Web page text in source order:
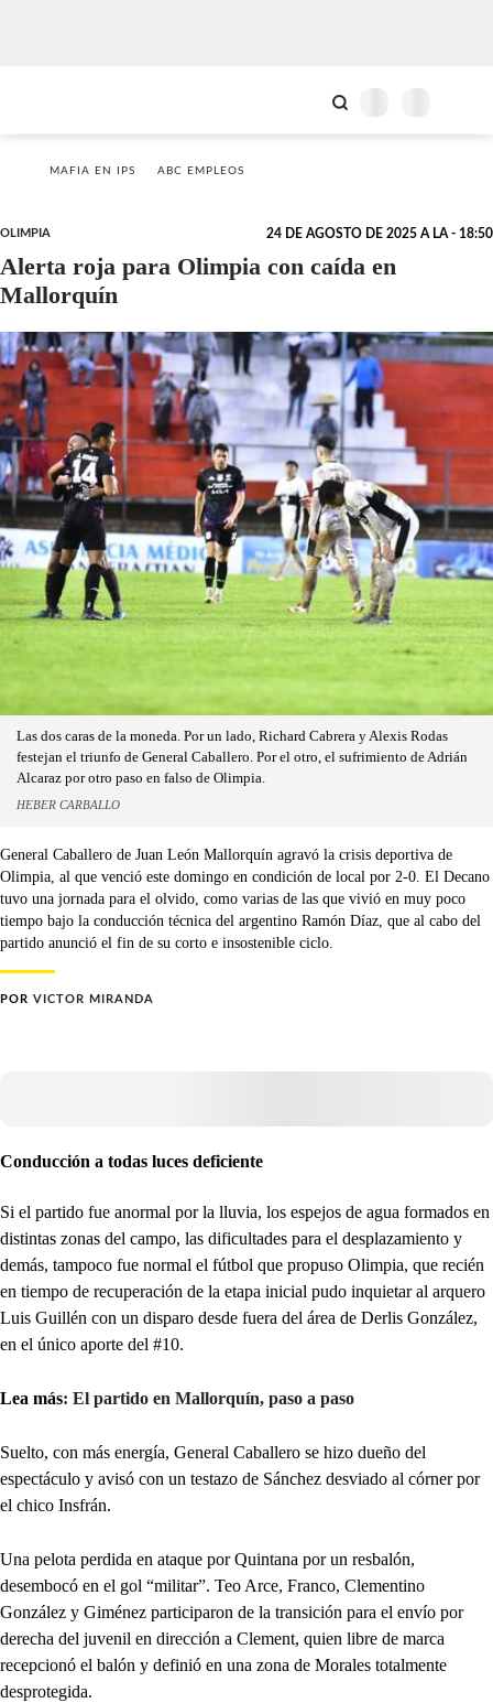
MAFIA EN IPS ABC EMPLEOS
OLIMPIA 24 DE AGOSTO DE 2025 A LA - 18:50
Alerta roja para Olimpia con caída en
Mallorquín
Las dos caras de la moneda. Por un lado, Richard Cabrera y Alexis Rodas
festejan el triunfo de General Caballero. Por el otro, el sufrimiento de Adrián
Alcaraz por otro paso en falso de Olimpia.
HEBER CARBALLO
General Caballero de Juan León Mallorquín agravó la crisis deportiva de
Olimpia, al que venció este domingo en condición de local por 2-0. El Decano
tuvo una jornada para el olvido, como varias de las que vivió en muy poco
tiempo bajo la conducción técnica del argentino Ramón Díaz, que al cabo del
partido anunció el fin de su corto e insostenible ciclo.
POR VICTOR MIRANDA
Conducción a todas luces deficiente
Si el partido fue anormal por la lluvia, los espejos de agua formados en
distintas zonas del campo, las dificultades para el desplazamiento y
demás, tampoco fue normal el fútbol que propuso Olimpia, que recién
en tiempo de recuperación de la etapa inicial pudo inquietar al arquero
Luis Guillén con un disparo desde fuera del área de Derlis González,
en el único aporte del #10.
Lea más: El partido en Mallorquín, paso a paso
Suelto, con más energía, General Caballero se hizo dueño del
espectáculo y avisó con un testazo de Sánchez desviado al córner por
el chico Insfrán.
Una pelota perdida en ataque por Quintana por un resbalón,
desembocó en el gol “militar”. Teo Arce, Franco, Clementino
González y Giménez participaron de la transición para el envío por
derecha del juvenil en dirección a Clement, quien libre de marca
recepcionó el balón y definió en una zona de Morales totalmente
desprotegida.